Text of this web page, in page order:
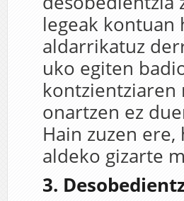
legeak
aldarrikatuz
uko egiten
kontzientziaren
onartzen ez
Hain zuzen
aldeko gizarte
3.